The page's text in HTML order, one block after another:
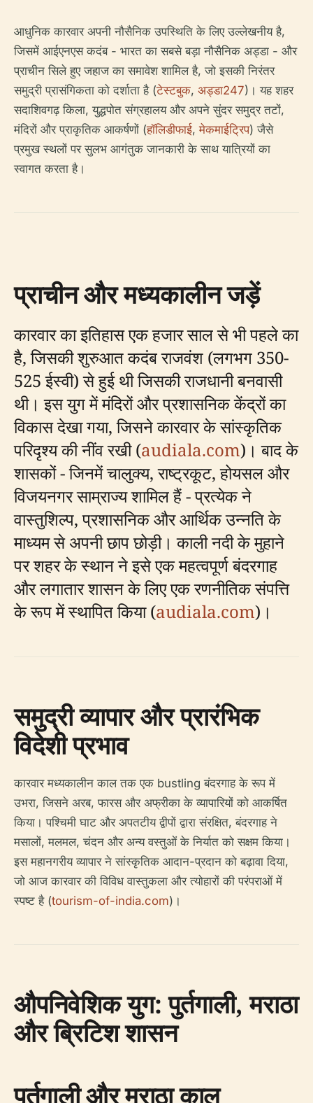
आधुनिक कारवार अपनी नौसैनिक उपस्थिति के लिए उल्लेखनीय है,
जिसमें आईएनएस कदंब - भारत का सबसे बड़ा नौसैनिक अड्डा - और
प्राचीन सिले हुए जहाज का समावेश शामिल है, जो इसकी निरंतर
समुद्री प्रासंगिकता को दर्शाता है (टेस्टबुक, अड्डा247)। यह शहर
सदाशिवगढ़ किला, युद्धपोत संग्रहालय और अपने सुंदर समुद्र तटों,
मंदिरों और प्राकृतिक आकर्षणों (हॉलिडीफाई,मेकमाईट्रिप) जैसे
प्रमुख स्थलों पर सुलभ आगंतुक जानकारी के साथ यात्रियों का
स्वागत करता है।
प्राचीन और मध्यकालीन जड़ें
कारवार का इतिहास एक हजार साल से भी पहले का
है, जिसकी शुरुआत कदंब राजवंश (लगभग 350-
525 ईस्वी) से हुई थी जिसकी राजधानी बनवासी
थी। इस युग में मंदिरों और प्रशासनिक केंद्रों का
विकास देखा गया, जिसने कारवार के सांस्कृतिक
परिदृश्य की नींव रखी (audiala.com)। बाद के
शासकों - जिनमें चालुक्य, राष्ट्रकूट, होयसल और
विजयनगर साम्राज्य शामिल हैं - प्रत्येक ने
वास्तुशिल्प, प्रशासनिक और आर्थिक उन्नति के
माध्यम से अपनी छाप छोड़ी। काली नदी के मुहाने
पर शहर के स्थान ने इसे एक महत्वपूर्ण बंदरगाह
और लगातार शासन के लिए एक रणनीतिक संपत्ति
के रूप में स्थापित किया (audiala.com)।
समुद्री व्यापार और प्रारंभिक
विदेशी प्रभाव
कारवार मध्यकालीन काल तक एक bustling बंदरगाह के रूप में
उभरा, जिसने अरब, फारस और अफ्रीका के व्यापारियों को आकर्षित
किया। पश्चिमी घाट और अपतटीय द्वीपों द्वारा संरक्षित, बंदरगाह ने
मसालों, मलमल, चंदन और अन्य वस्तुओं के निर्यात को सक्षम किया।
इस महानगरीय व्यापार ने सांस्कृतिक आदान-प्रदान को बढ़ावा दिया,
जो आज कारवार की विविध वास्तुकला और त्योहारों की परंपराओं में
स्पष्ट है (tourism-of-india.com)।
औपनिवेशिक युग: पुर्तगाली, मराठा
और ब्रिटिश शासन
पुर्तगाली और मराठा काल